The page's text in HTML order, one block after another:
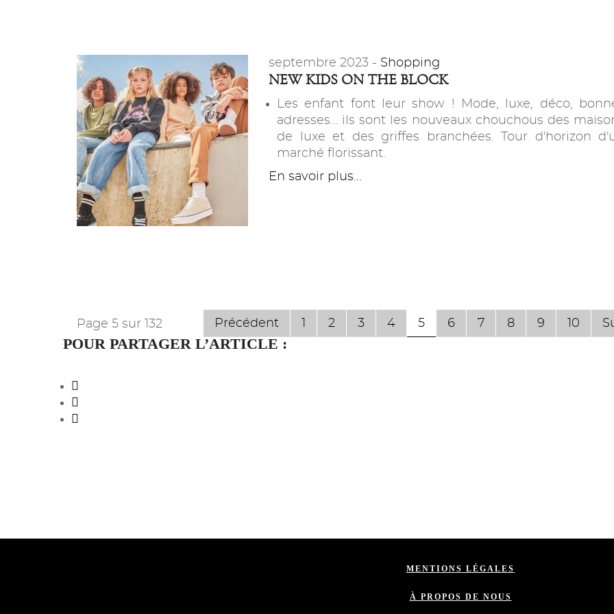
septembre 2023 - Shopping
NEW KIDS ON THE BLOCK
Les enfant font leur show ! Mode, luxe, déco,
adresses… ils sont les nouveaux chouchous des
de luxe et des griffes branchées. Tour d'horizon
marché florissant.
En savoir plus...
Précédent 2 3 4 5 6 7 8 9 10
Page 5 sur 132
POUR PARTAGER L’ARTICLE :
MENTIONS LÉGALES
À PROPOS DE NOUS